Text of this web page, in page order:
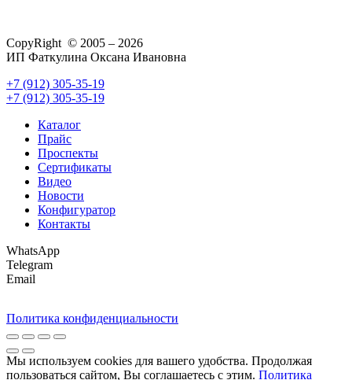
CopyRight © 2005 – 2026
ИП Фаткулина Оксана Ивановна
+7 (912) 305-35-19
+7 (912) 305-35-19
Каталог
Прайс
Проспекты
Сертификаты
Видео
Новости
Конфигуратор
Контакты
WhatsApp
Telegram
Email
Политика конфиденциальности
Мы используем cookies для вашего удобства. Продолжая
пользоваться сайтом, Вы соглашаетесь с этим. Политика